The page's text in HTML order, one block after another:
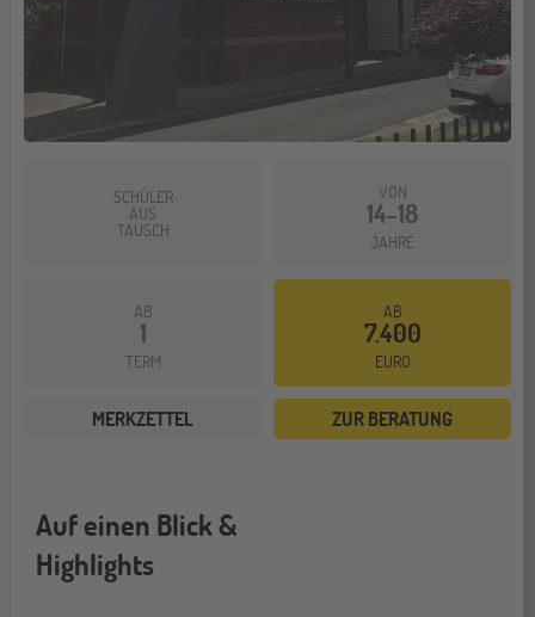
SCHÜLER
AUS
TAUSCH
VON
14-18
JAHRE
AB
1
TERM
AB
7.400
EURO
MERKZETTEL ZUR BERATUNG
Auf einen Blick &
Highlights